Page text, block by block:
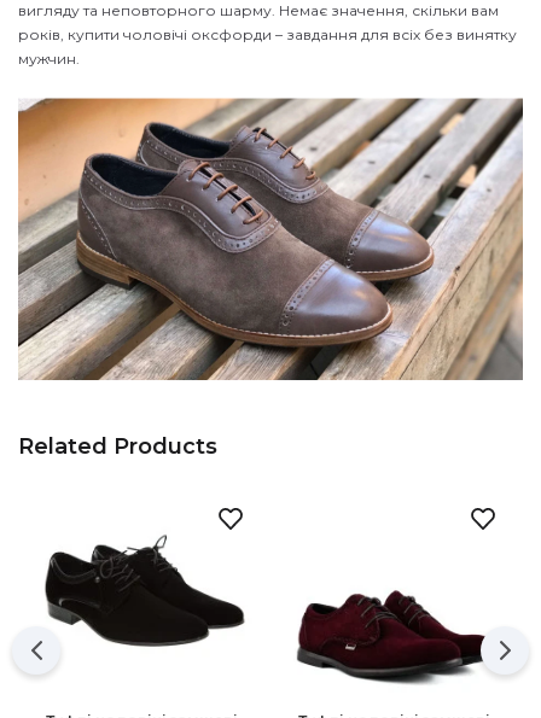
вигляду та неповторного шарму. Немає значення, скільки вам
років, купити чоловічі оксфорди – завдання для всіх без винятку
мужчин.
Related Products